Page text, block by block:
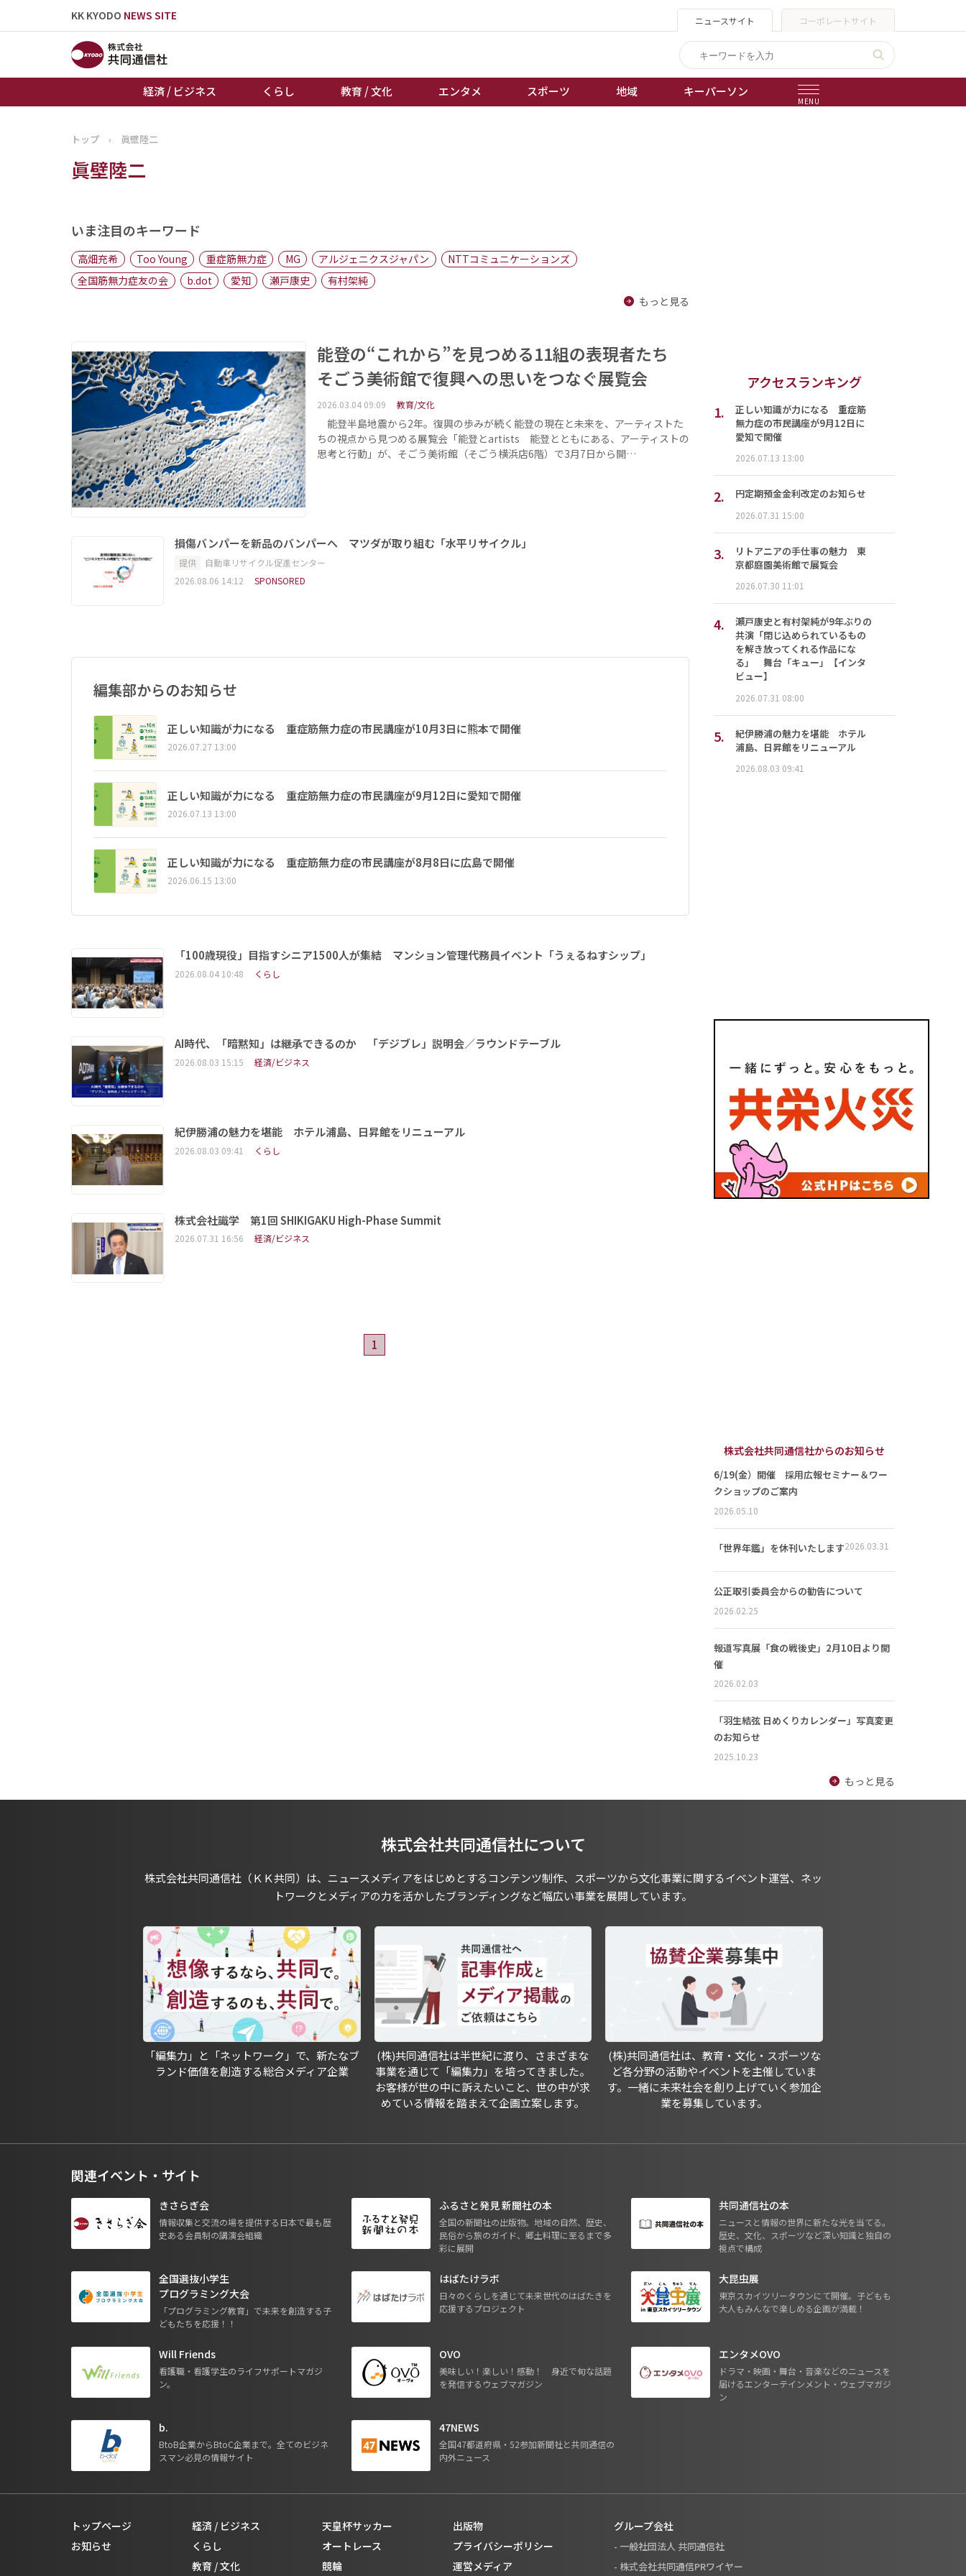
KK KYODO NEWS SITE ニュースサイト コーポレートサイト
経済 / ビジネス くらし 教育 / 文化 エンタメ スポーツ 地域 キーパーソン
MENU
トップページ
お知らせ
地域
キーパーソン
棋王戦
トップ › 眞壁陸二
眞壁陸二
いま注目のキーワード
高畑充希 Too Young 重症筋無力症 MG アルジェニクスジャパン
NTTコミュニケーションズ
全国筋無力症友の会
b.dot 愛知 瀬戸康史
有村架純
もっと見る
能登の“これから”を見つめる11組の表現者たち
そごう美術館で復興への思いをつなぐ展覧会
2026.03.04 09:09 教育/文化
能登半島地震から2年。復興の歩みが続く能登の現在と未来を、アーティストた
ちの視点から見つめる展覧会「能登とartists 能登とともにある、アーティストの
思考と行動」が、そごう美術館（そごう横浜店6階）で3月7日から開…
損傷バンパーを新品のバンパーへ マツダが取り組む「水平リサイクル」
提供
自動車リサイクル促進センター
2026.08.06 14:12
SPONSORED
編集部からのお知らせ
正しい知識が力になる 重症筋無力症の市民講座が10月3日に熊本で開催
2026.07.27 13:00
正しい知識が力になる 重症筋無力症の市民講座が9月12日に愛知で開催
2026.07.13 13:00
正しい知識が力になる 重症筋無力症の市民講座が8月8日に広島で開催
2026.06.15 13:00
「100歳現役」目指すシニア1500人が集結 マンション管理代務員イベント「うぇるねすシップ」
2026.08.04 10:48 くらし
AI時代、「暗黙知」は継承できるのか 「デジブレ」説明会／ラウンドテーブル
2026.08.03 15:15 経済/ビジネス
紀伊勝浦の魅力を堪能 ホテル浦島、日昇館をリニューアル
2026.08.03 09:41 くらし
株式会社識学 第1回 SHIKIGAKU High-Phase Summit
2026.07.31 16:56 経済/ビジネス
1
アクセスランキング
1.
正しい知識が力になる 重症筋
無力症の市民講座が9月12日に
愛知で開催
2026.07.13 13:00
2. 円定期預金金利改定のお知らせ
2026.07.31 15:00
3.
リトアニアの手仕事の魅力 東
京都庭園美術館で展覧会
2026.07.30 11:01
4.
瀬戸康史と有村架純が9年ぶりの
共演「閉じ込められているもの
を解き放ってくれる作品にな
る」 舞台「キュー」【インタ
ビュー】
2026.07.31 08:00
5.
紀伊勝浦の魅力を堪能 ホテル
浦島、日昇館をリニューアル
2026.08.03 09:41
株式会社共同通信社からのお知らせ
6/19(金）開催 採用広報セミナー＆ワー
クショップのご案内
2026.05.10
「世界年鑑」を休刊いたします2026.03.31
公正取引委員会からの勧告について
2026.02.25
報道写真展「食の戦後史」2月10日より開
催
2026.02.03
「羽生結弦 日めくりカレンダー」写真変更
のお知らせ
2025.10.23
もっと見る
株式会社共同通信社について
株式会社共同通信社（ＫＫ共同）は、ニュースメディアをはじめとするコンテンツ制作、スポーツから文化事業に関するイベント運営、ネッ
トワークとメディアの力を活かしたブランディングなど幅広い事業を展開しています。
「編集力」と「ネットワーク」で、新たなブ
ランド価値を創造する総合メディア企業
(株)共同通信社は半世紀に渡り、さまざまな
事業を通じて「編集力」を培ってきました。
お客様が世の中に訴えたいこと、世の中が求
めている情報を踏まえて企画立案します。
(株)共同通信社は、教育・文化・スポーツな
ど各分野の活動やイベントを主催していま
す。一緒に未来社会を創り上げていく参加企
業を募集しています。
関連イベント・サイト
きさらぎ会
情報収集と交流の場を提供する日本で最も歴
史ある会員制の講演会組織
ふるさと発見 新聞社の本
全国の新聞社の出版物。地域の自然、歴史、
民俗から旅のガイド、郷土料理に至るまで多
彩に展開
共同通信社の本
ニュースと情報の世界に新たな光を当てる。
歴史、文化、スポーツなど深い知識と独自の
視点で構成
全国選抜小学生
プログラミング大会
「プログラミング教育」で未来を創造する子
どもたちを応援！！
はばたけラボ
日々のくらしを通じて未来世代のはばたきを
応援するプロジェクト
大昆虫展
東京スカイツリータウンにて開催。子どもも
大人もみんなで楽しめる企画が満載！
Will Friends
看護職・看護学生のライフサポートマガジ
ン。
OVO
美味しい！楽しい！感動！ 身近で旬な話題
を発信するウェブマガジン
エンタメOVO
ドラマ・映画・舞台・音楽などのニュースを
届けるエンターテインメント・ウェブマガジ
ン
b.
BtoB企業からBtoC企業まで。全てのビジネ
スマン必見の情報サイト
47NEWS
全国47都道府県・52参加新聞社と共同通信の
内外ニュース
トップページ
お知らせ
経済 / ビジネス
くらし
教育 / 文化
天皇杯サッカー
オートレース
競輪
出版物
プライバシーポリシー
運営メディア
グループ会社
- 一般社団法人 共同通信社
- 株式会社共同通信PRワイヤー